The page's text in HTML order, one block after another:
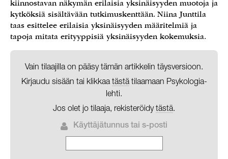
kiinnostavan näkymän erilaisia yksinäisyyden muotoja ja
kytköksiä sisältävään tutkimuskenttään. Niina Junttila
taas esittelee erilaisia yksinäisyyden määritelmiä ja
tapoja mitata erityyppisiä yksinäisyyden kokemuksia.
Vain tilaajilla on pääsy tämän artikkelin täysversioon.
Kirjaudu sisään tai klikkaa tästätilaamaan Psykologia-
lehti.
Jos olet jo tilaaja, rekisteröidytästä.
Käyttäjätunnus tai s-posti